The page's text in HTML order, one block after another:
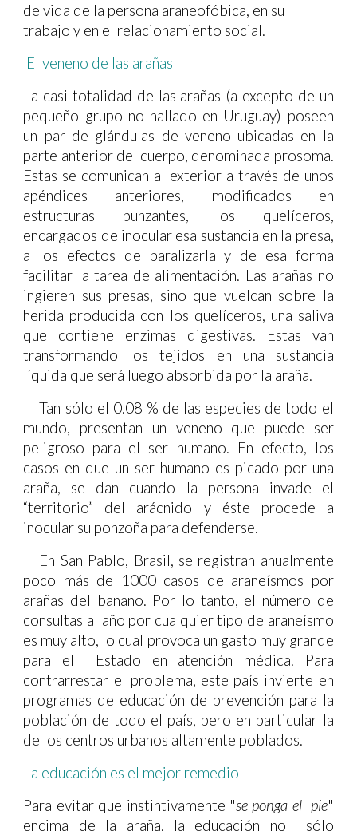
de vida de la persona araneofóbica, en su
trabajo y en el relacionamiento social.
El veneno de las arañas
La casi totalidad de las arañas (a excepto de un
pequeño grupo no hallado en Uruguay) poseen
un par de glándulas de veneno ubicadas en la
parte anterior del cuerpo, denominada prosoma.
Estas se comunican al exterior a través de unos
apéndices anteriores, modificados en
estructuras punzantes, los quelíceros,
encargados de inocular esa sustancia en la presa,
a los efectos de paralizarla y de esa forma
facilitar la tarea de alimentación. Las arañas no
ingieren sus presas, sino que vuelcan sobre la
herida producida con los quelíceros, una saliva
que contiene enzimas digestivas. Estas van
transformando los tejidos en una sustancia
líquida que será luego absorbida por la araña.
Tan sólo el 0.08 % de las especies de todo el
mundo, presentan un veneno que puede ser
peligroso para el ser humano. En efecto, los
casos en que un ser humano es picado por una
araña, se dan cuando la persona invade el
“territorio” del arácnido y éste procede a
inocular su ponzoña para defenderse.
En San Pablo, Brasil, se registran anualmente
poco más de 1000 casos de araneísmos por
arañas del banano. Por lo tanto, el número de
consultas al año por cualquier tipo de araneísmo
es muy alto, lo cual provoca un gasto muy grande
para el Estado en atención médica. Para
contrarrestar el problema, este país invierte en
programas de educación de prevención para la
población de todo el país, pero en particular la
de los centros urbanos altamente poblados.
La educación es el mejor remedio
Para evitar que instintivamente "se ponga el pie"
encima de la araña, la educación no sólo